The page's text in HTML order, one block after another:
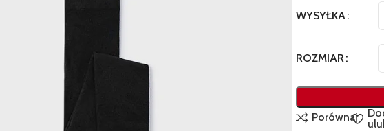
WYSYŁKA
ROZMIAR
Porównaj